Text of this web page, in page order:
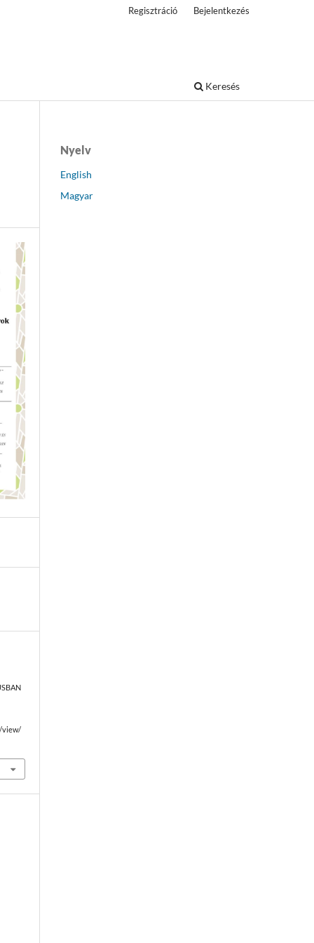
Keresés
Regisztráció Bejelentkezés
view/
Nyelv
English
Magyar